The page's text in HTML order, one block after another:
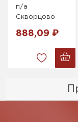
п/а
Скворцово
888,09 ₽